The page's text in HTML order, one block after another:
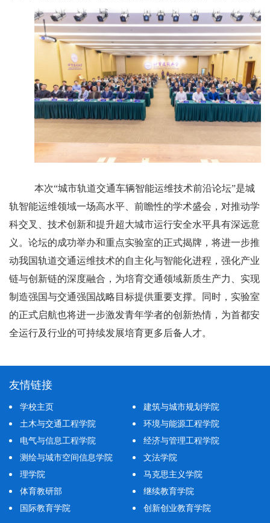
本次“城市轨道交通车辆智能运维技术前沿论坛”是城
轨智能运维领域一场高水平、前瞻性的学术盛会，对推动学
科交叉、技术创新和提升超大城市运行安全水平具有深远意
义。论坛的成功举办和重点实验室的正式揭牌，将进一步推
动我国轨道交通运维技术的自主化与智能化进程，强化产业
链与创新链的深度融合，为培育交通领域新质生产力、实现
制造强国与交通强国战略目标提供重要支撑。同时，实验室
的正式启航也将进一步激发青年学者的创新热情，为首都安
全运行及行业的可持续发展培育更多后备人才。
友情链接
学校主页
建筑与城市规划学院
土木与交通工程学院
环境与能源工程学院
电气与信息工程学院
经济与管理工程学院
测绘与城市空间信息学院
文法学院
理学院
马克思主义学院
体育教研部
继续教育学院
国际教育学院
创新创业教育学院